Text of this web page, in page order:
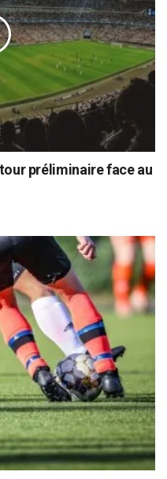
préliminaire face au